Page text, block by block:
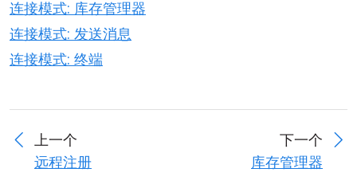
连接模式: 库存管理器
连接模式: 发送消息
连接模式: 终端
上一个
远程注册
下一个
库存管理器